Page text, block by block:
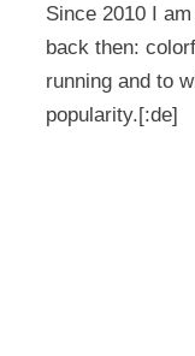
Since 2010 I
back then:
running and to
popularity.[:de]